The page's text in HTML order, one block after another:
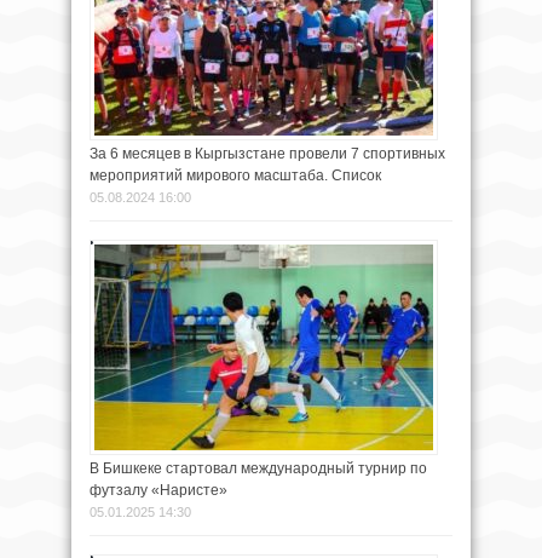
За 6 месяцев в Кыргызстане провели 7 спортивных
мероприятий мирового масштаба. Список
05.08.2024 16:00
В Бишкеке стартовал международный турнир по
футзалу «Наристе»
05.01.2025 14:30